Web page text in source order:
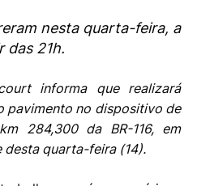
nesta quarta-feira, a
das 21h.
informa que realizará
pavimento no dispositivo de
284,300 da BR-116, em
desta quarta-feira (14).